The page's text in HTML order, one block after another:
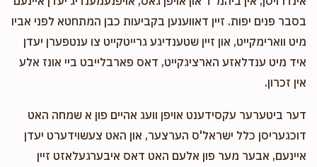
בסבר פנים יפות. זיין דאווענען בקביעות כבן המתחטא לפני אביו
מיט ווארימקייט, און זיין שטענדיגע גרייטקייט צו ענטפערן יעדן
איד מיט ענדלאזע הארציגקייט, דאס פארבלייבט ביי אונז אלע
אין זכרון.
דער ביטערער עקסידענט אויפן וועג אהיים פון א שמחה האט
דוכגעריסן כלל ישראל'ס הערצער, און האט צעשוידערט יעדן
איינעם, אבער מער פון אלעם האט דאס איבערגעלאזט זיין